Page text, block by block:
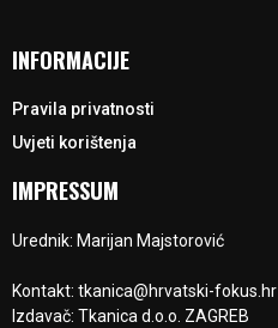
INFORMACIJE
Pravila privatnosti
Uvjeti korištenja
IMPRESSUM
Urednik: Marijan Majstorović
Kontakt: tkanica@hrvatski-fokus.hr
Izdavač: Tkanica d.o.o. ZAGREB